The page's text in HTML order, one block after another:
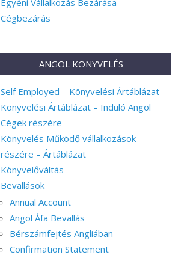
Egyéni Vállalkozás Bezárása
Cégbezárás
ANGOL KÖNYVELÉS
Self Employed – Könyvelési Ártáblázat
Könyvelési Ártáblázat – Induló Angol
Cégek részére
Könyvelés Működő vállalkozások
részére – Ártáblázat
Könyvelőváltás
Bevallások
Annual Account
Angol Áfa Bevallás
Bérszámfejtés Angliában
Confirmation Statement